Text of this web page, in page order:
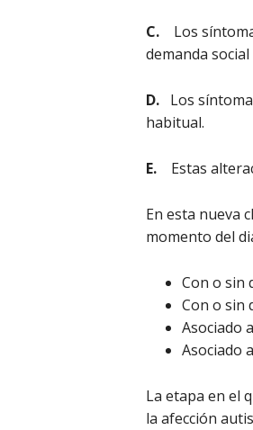
C. Los
demanda
D. Los
habitual.
E. Estas
En esta nueva
momento del
Con o sin
Con o sin
Asociado
Asociado
La etapa en el
la afección